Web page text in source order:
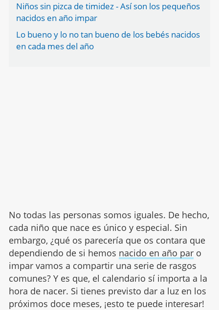
Niños sin pizca de timidez - Así son los pequeños
nacidos en año impar
Lo bueno y lo no tan bueno de los bebés nacidos
en cada mes del año
No todas las personas somos iguales. De hecho,
cada niño que nace es único y especial. Sin
embargo, ¿qué os parecería que os contara que
dependiendo de si hemos nacido en año paro
impar vamos a compartir una serie de rasgos
comunes? Y es que, el calendario sí importa a la
hora de nacer. Si tienes previsto dar a luz en los
próximos doce meses, ¡esto te puede interesar!